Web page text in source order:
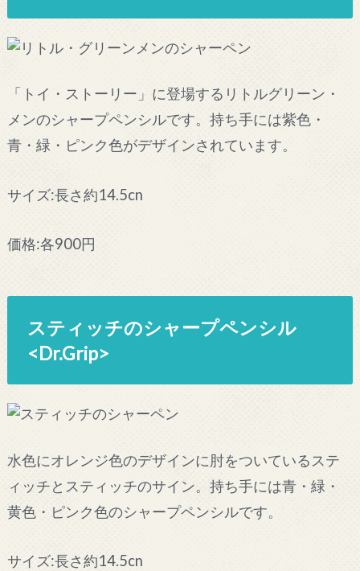
「トイ・ストーリー」に登場するリトルグリーン・
メンのシャープペンシルです。持ち手には紫色・
青・緑・ピンク色がデザインされています。
サイズ:長さ約14.5cn
価格:各900円
スティッチのシャープペンシル
<Dr.Grip>
水色にオレンジ色のデザインに肘をついているステ
ィッチとスティッチのサイン。持ち手には青・緑・
黄色・ピンク色のシャープペンシルです。
サイズ:長さ約14.5cn